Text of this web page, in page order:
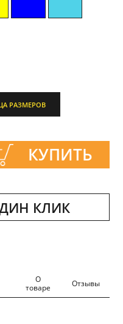
РАЗМЕРОВ
КУПИТЬ
КЛИК
О
товаре
Отзывы